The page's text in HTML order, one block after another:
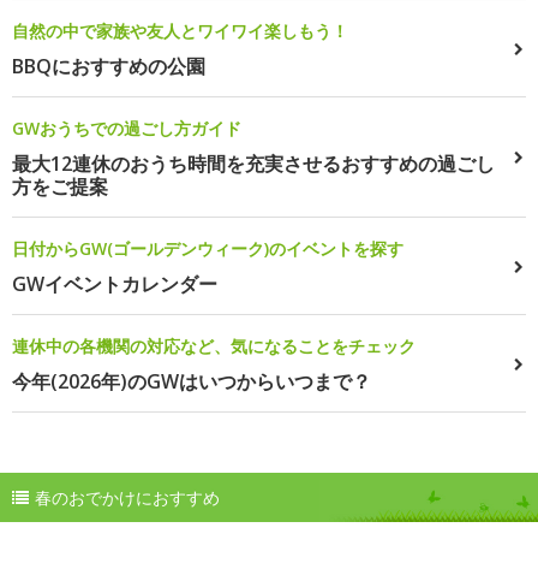
自然の中で家族や友人とワイワイ楽しもう！
BBQにおすすめの公園
GWおうちでの過ごし方ガイド
最大12連休のおうち時間を充実させるおすすめの過ごし
方をご提案
日付からGW(ゴールデンウィーク)のイベントを探す
GWイベントカレンダー
連休中の各機関の対応など、気になることをチェック
今年(2026年)のGWはいつからいつまで？
春のおでかけにおすすめ